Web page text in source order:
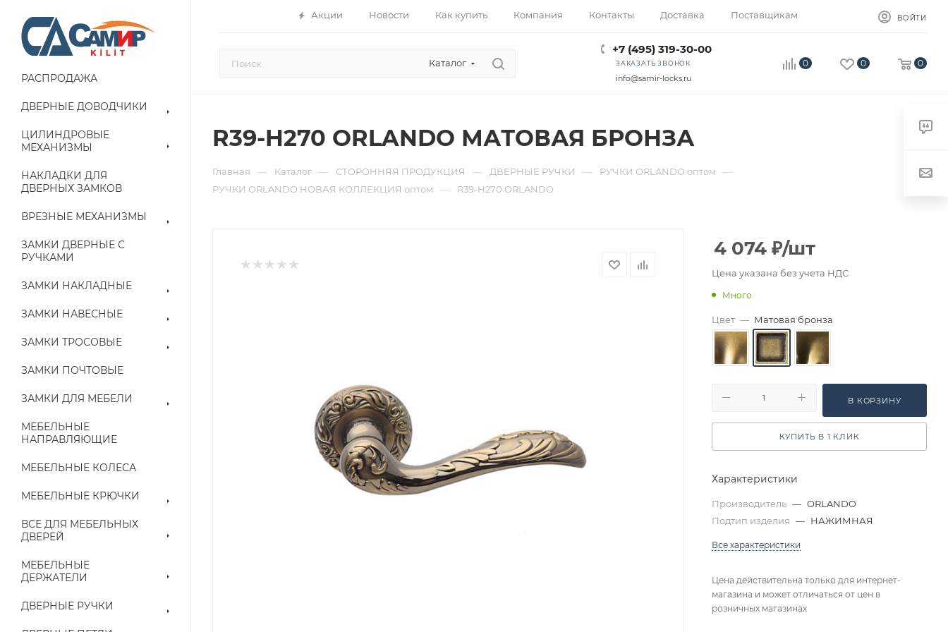
Акции Новости Как купить Компания Контакты Доставка Поставщикам ВОЙТИ
Каталог
+7 (495) 319-30-00
ЗАКАЗАТЬ ЗВОНОК
info@samir-locks.ru
0 0 0
РАСПРОДАЖА
ДВЕРНЫЕ ДОВОДЧИКИ
ЦИЛИНДРОВЫЕ
МЕХАНИЗМЫ
НАКЛАДКИ ДЛЯ
ДВЕРНЫХ ЗАМКОВ
ВРЕЗНЫЕ МЕХАНИЗМЫ
ЗАМКИ ДВЕРНЫЕ С
РУЧКАМИ
ЗАМКИ НАКЛАДНЫЕ
ЗАМКИ НАВЕСНЫЕ
ЗАМКИ ТРОСОВЫЕ
ЗАМКИ ПОЧТОВЫЕ
ЗАМКИ ДЛЯ МЕБЕЛИ
МЕБЕЛЬНЫЕ
НАПРАВЛЯЮЩИЕ
МЕБЕЛЬНЫЕ КОЛЕСА
МЕБЕЛЬНЫЕ КРЮЧКИ
ВСЕ ДЛЯ МЕБЕЛЬНЫХ
ДВЕРЕЙ
МЕБЕЛЬНЫЕ
ДЕРЖАТЕЛИ
ДВЕРНЫЕ РУЧКИ
R39-H270 ORLANDO МАТОВАЯ БРОНЗА
Главная — Каталог — СТОРОННЯЯ ПРОДУКЦИЯ — ДВЕРНЫЕ РУЧКИ — РУЧКИ ORLANDO оптом —
РУЧКИ ORLANDO НОВАЯ КОЛЛЕКЦИЯ оптом — R39-H270 ORLANDO
4 074 ₽/шт
Цена указана без учета НДС
Много
Цвет — Матовая бронза
В КОРЗИНУ
КУПИТЬ В 1 КЛИК
Характеристики
Производитель — ORLANDO
Подтип изделия — НАЖИМНАЯ
Все характеристики
Цена действительна только для интернет-
магазина и может отличаться от цен в
розничных магазинах